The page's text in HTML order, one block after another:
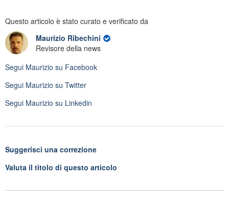
Questo articolo è stato curato e verificato da
Maurizio Ribechini
Revisore della news
Segui Maurizio su Facebook
Segui Maurizio su Twitter
Segui Maurizio su Linkedin
Suggerisci una correzione
Valuta il titolo di questo articolo